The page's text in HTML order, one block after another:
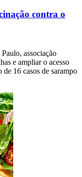
contra o
associação
e ampliar o acesso
16 casos de sarampo